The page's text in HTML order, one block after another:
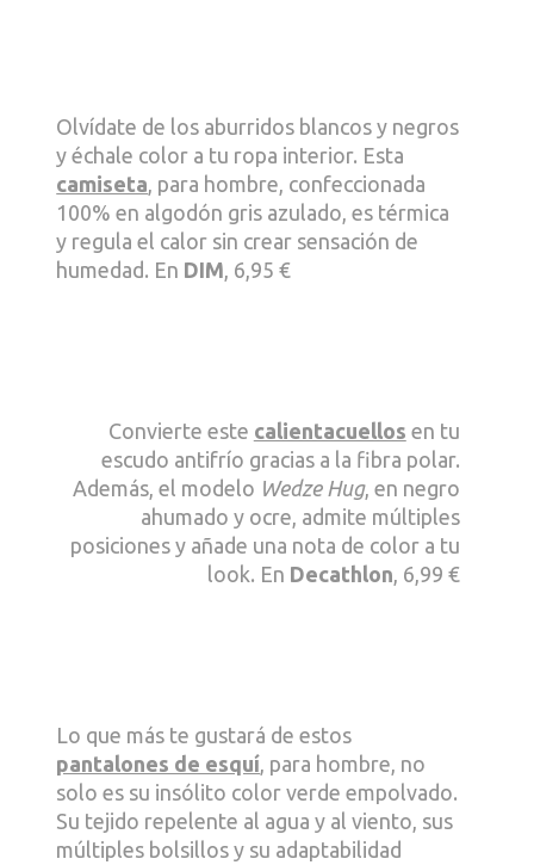
Olvídate de los aburridos blancos y negros
y échale color a tu ropa interior. Esta
camiseta, para hombre, confeccionada
100% en algodón gris azulado, es térmica
y regula el calor sin crear sensación de
humedad. En DIM, 6,95 €
Convierte este calientacuellos en tu
escudo antifrío gracias a la fibra polar.
Además, el modelo Wedze Hug, en negro
ahumado y ocre, admite múltiples
posiciones y añade una nota de color a tu
look. En Decathlon, 6,99 €
Lo que más te gustará de estos
pantalones de esquí, para hombre, no
solo es su insólito color verde empolvado.
Su tejido repelente al agua y al viento, sus
múltiples bolsillos y su adaptabilidad